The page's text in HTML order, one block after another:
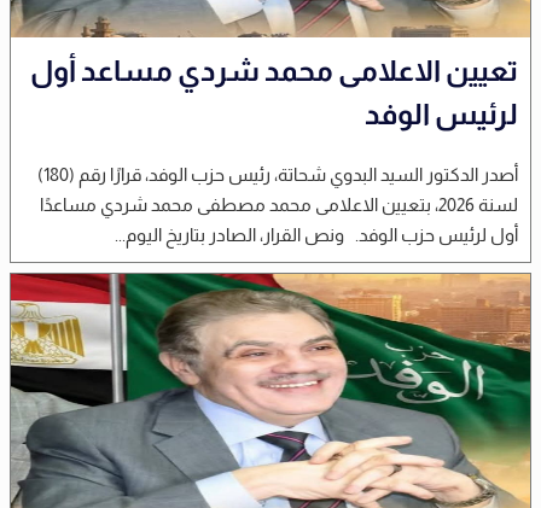
تعيين الاعلامى محمد شردي مساعد أول
لرئيس الوفد
أصدر الدكتور السيد البدوي شحاتة، رئيس حزب الوفد، قرارًا رقم (180)
لسنة 2026، بتعيين الاعلامى محمد مصطفى محمد شردي مساعدًا
أول لرئيس حزب الوفد. ونص القرار، الصادر بتاريخ اليوم...